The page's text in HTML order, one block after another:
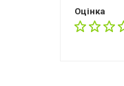
Оцінка